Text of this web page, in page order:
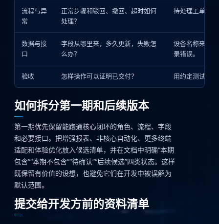
流程与异
常
正常步骤和驳回、撤回、超时如何
处理？
待处理工单可
数据与接
口
字段从哪里来，多久更新，失败怎
么办？
设备名称来自
录错误。
验收 怎样操作可以证明已交付？ 用约定测试账
如何拆分第一期和后续版本
第一期优先保留能跑通核心闭环的角色、流程、字段
和必要接口。把增强报表、非核心自动化、更多终端
适配和体验优化放入候选清单，并在文档中明确“本期
包含”“本期不包含”“待确认”“后续候选”四类状态。这样
既保留有价值的设想，也避免它们在开发中被误解为
默认范围。
提交给开发方前的资料清单